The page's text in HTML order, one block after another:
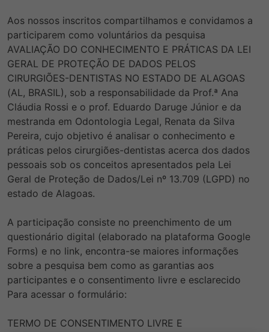
Aos nossos inscritos compartilhamos e convidamos a
participarem como voluntários da pesquisa
AVALIAÇÃO DO CONHECIMENTO E PRÁTICAS DA LEI
GERAL DE PROTEÇÃO DE DADOS PELOS
CIRURGIÕES-DENTISTAS NO ESTADO DE ALAGOAS
(AL, BRASIL), sob a responsabilidade da Prof.ª Ana
Cláudia Rossi e o prof. Eduardo Daruge Júnior e da
mestranda em Odontologia Legal, Renata da Silva
Pereira, cujo objetivo é analisar o conhecimento e
práticas pelos cirurgiões-dentistas acerca dos dados
pessoais sob os conceitos apresentados pela Lei
Geral de Proteção de Dados/Lei nº 13.709 (LGPD) no
estado de Alagoas.
A participação consiste no preenchimento de um
questionário digital (elaborado na plataforma Google
Forms) e no link, encontra-se maiores informações
sobre a pesquisa bem como as garantias aos
participantes e o consentimento livre e esclarecido
Para acessar o formulário:
TERMO DE CONSENTIMENTO LIVRE E